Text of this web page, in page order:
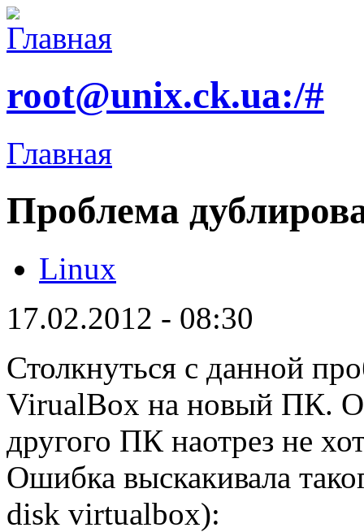
root@unix.ck.ua:/#
Главная
Проблема
Linux
17.02.2012 - 08:30
Столкнуться с данной
VirualBox на новый ПК.
другого ПК наотрез не
Ошибка выскакивала
disk virtualbox):